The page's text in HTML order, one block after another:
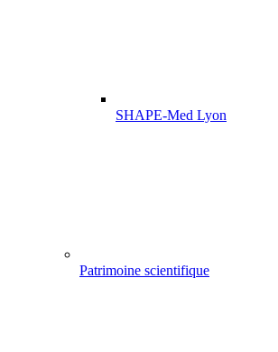
SHAPE-Med Lyon
Patrimoine scientifique